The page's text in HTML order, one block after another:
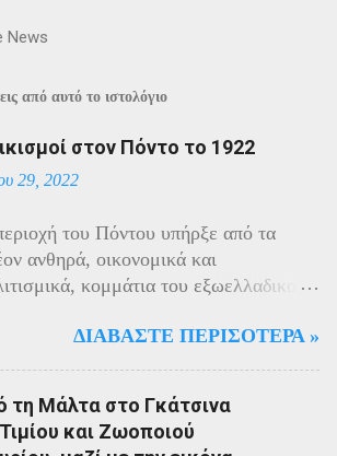
News
από αυτό το ιστολόγιο
στον Πόντο το 1922
29, 2022
του Πόντου υπήρξε από τα
ανθηρά, οικονομικά και
κομμάτια του εξωελλαδικού
του πληθυσμού της περιοχής και μαζί
Πόντου είχε και αυτός στη διάρκεια
πολέμου την ίδια τύχη με τον
ΔΙΑΒΆΣΤΕ ΠΕΡΙΣΌΤΕΡΑ »
Μάλτα στο Γκάτσινα
και Ζωοποιού